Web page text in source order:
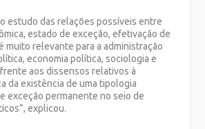
estudo das relações possíveis entre
estado de exceção, efetivação de
muito relevante para a administração
economia política, sociologia e
aos dissensos relativos à
da existência de uma tipologia
exceção permanente no seio de
explicou.